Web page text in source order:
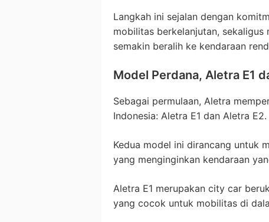
Langkah ini sejalan dengan
mobilitas berkelanjutan, sekaligus
semakin beralih ke kendaraan
Model Perdana, Aletra E1
Sebagai permulaan, Aletra
Indonesia: Aletra E1 dan Aletra E2.
Kedua model ini dirancang untuk
yang menginginkan kendaraan
Aletra E1 merupakan city car
yang cocok untuk mobilitas di